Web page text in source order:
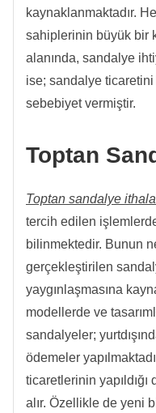
kaynaklanmaktadır.
sahiplerinin büyük bir
alanında, sandalye
ise; sandalye
sebebiyet vermiştir.
Toptan
Toptan sandalye
tercih edilen
bilinmektedir. Bunun
gerçekleştirilen
yaygınlaşmasına
modellerde ve
sandalyeler;
ödemeler
ticaretlerinin
alır. Özellikle de yeni